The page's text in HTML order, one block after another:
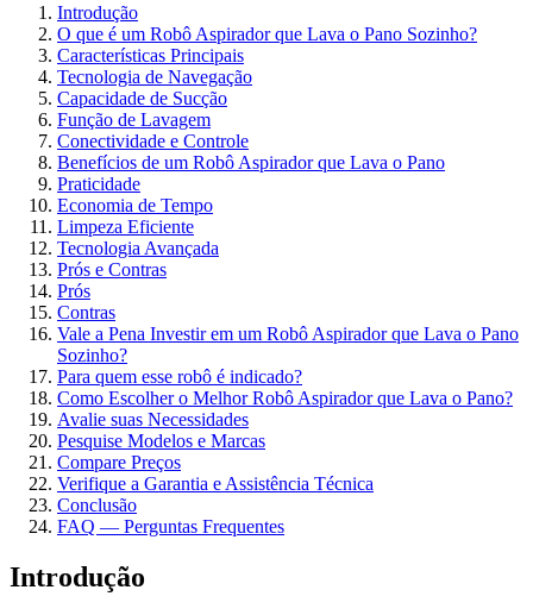
Introdução
O que é um Robô Aspirador que Lava o Pano Sozinho?
Características Principais
Tecnologia de Navegação
Capacidade de Sucção
Função de Lavagem
Conectividade e Controle
Benefícios de um Robô Aspirador que Lava o Pano
Praticidade
Economia de Tempo
Limpeza Eficiente
Tecnologia Avançada
Prós e Contras
Prós
Contras
Vale a Pena Investir em um Robô Aspirador que Lava o Pano
Sozinho?
Para quem esse robô é indicado?
Como Escolher o Melhor Robô Aspirador que Lava o Pano?
Avalie suas Necessidades
Pesquise Modelos e Marcas
Compare Preços
Verifique a Garantia e Assistência Técnica
Conclusão
FAQ — Perguntas Frequentes
Introdução